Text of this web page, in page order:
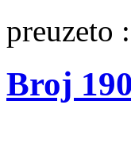
preuzeto
Broj